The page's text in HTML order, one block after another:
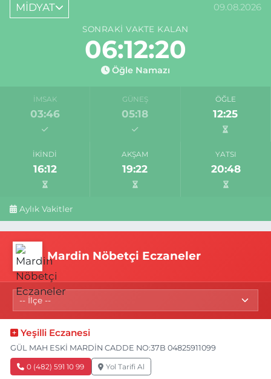
MİDYAT 09.08.2026
SONRAKI VAKTE KALAN
06:12:20
Öğle Namazı
İMSAK
03:46
GÜNEŞ
05:18
ÖĞLE
12:25
İKINDI
16:12
AKŞAM
19:22
YATSI
20:48
Aylık Vakitler
Mardin Nöbetçi Eczaneler
Yeşilli Eczanesi
GÜL MAH ESKİ MARDİN CADDE NO:37B 04825911099
0 (482) 591 10 99 Yol Tarifi Al